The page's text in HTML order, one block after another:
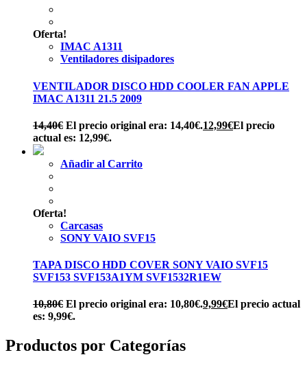
Oferta!
IMAC A1311
Ventiladores disipadores
VENTILADOR DISCO HDD COOLER FAN APPLE
IMAC A1311 21.5 2009
14,40€ El precio original era: 14,40€.12,99€El precio
actual es: 12,99€.
Añadir al Carrito
Oferta!
Carcasas
SONY VAIO SVF15
TAPA DISCO HDD COVER SONY VAIO SVF15
SVF153 SVF153A1YM SVF1532R1EW
10,80€ El precio original era: 10,80€.9,99€El precio actual
es: 9,99€.
Productos por Categorías